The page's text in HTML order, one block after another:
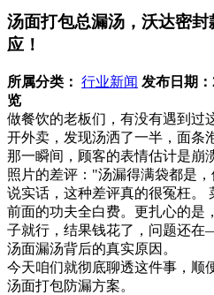
汤面打包总漏汤，沃达密
应！
所属分类： 行业新闻 发布日期：
览
做餐饮的老板们，有没有遇到过
开外卖，发现汤洒了一半，面条
那一瞬间，顾客的表情估计是崩
照片的差评："汤漏得满袋都是
说实话，这种差评真的很冤枉。​
前面的功夫全白费。更扎心的是
子就行，结果钱花了，问题还
汤面漏汤背后的真实原因。
今天咱们就彻底聊透这件事，顺
汤面打包防漏方案。